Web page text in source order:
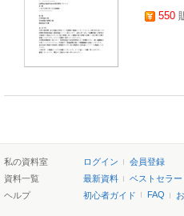
550
私の資料室 ログイン
会員登録
資料一覧
最新資料 ベストセラー
ヘルプ
初心者ガイド FAQ